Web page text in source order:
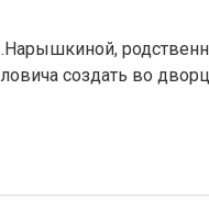
создать во